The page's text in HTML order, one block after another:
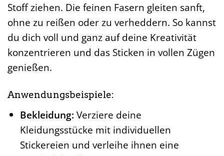
Stoff ziehen. Die feinen Fasern gleiten sanft,
ohne zu reißen oder zu verheddern. So kannst
du dich voll und ganz auf deine Kreativität
konzentrieren und das Sticken in vollen Zügen
genießen.
Anwendungsbeispiele:
Bekleidung: Verziere deine
Kleidungsstücke mit individuellen
Stickereien und verleihe ihnen eine